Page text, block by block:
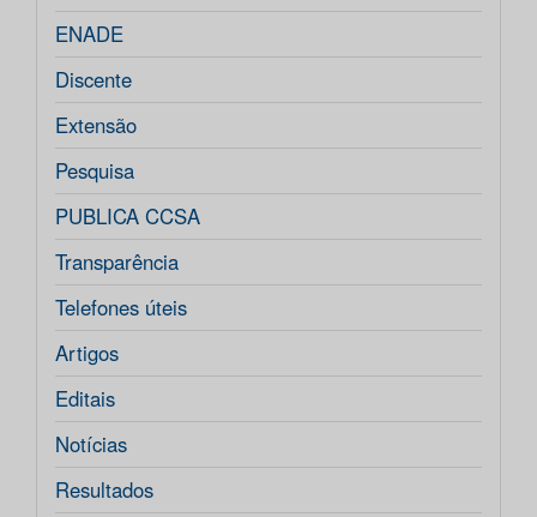
ENADE
Discente
Extensão
Pesquisa
PUBLICA CCSA
Transparência
Telefones úteis
Artigos
Editais
Notícias
Resultados